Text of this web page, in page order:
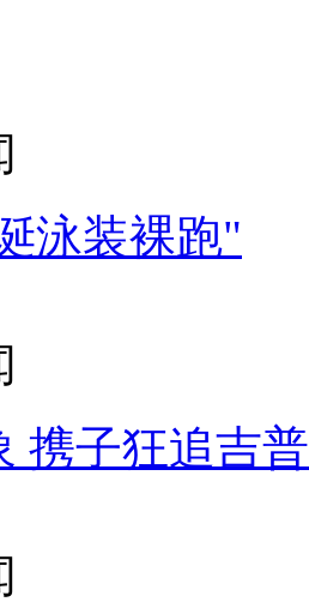
泳装裸跑"
携子狂追吉